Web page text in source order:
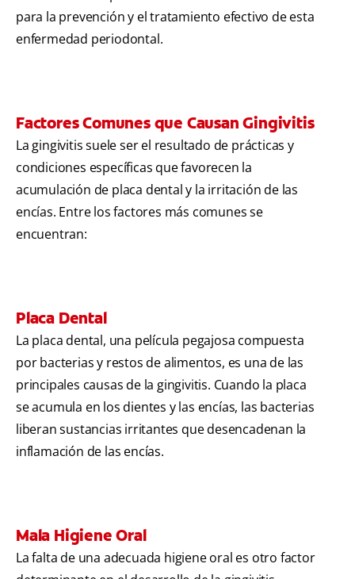
para la prevención y el tratamiento efectivo de esta
enfermedad periodontal.
Factores Comunes que Causan Gingivitis
La gingivitis suele ser el resultado de prácticas y
condiciones específicas que favorecen la
acumulación de placa dental y la irritación de las
encías. Entre los factores más comunes se
encuentran:
Placa Dental
La placa dental, una película pegajosa compuesta
por bacterias y restos de alimentos, es una de las
principales causas de la gingivitis. Cuando la placa
se acumula en los dientes y las encías, las bacterias
liberan sustancias irritantes que desencadenan la
inflamación de las encías.
Mala Higiene Oral
La falta de una adecuada higiene oral es otro factor